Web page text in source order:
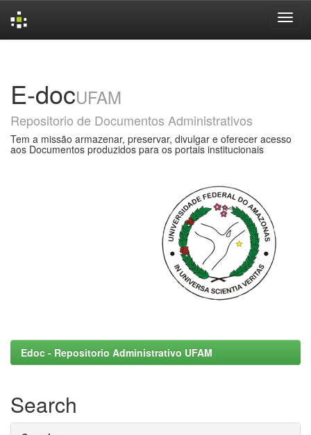
E-docUFAM
Repositorio de Documentos Administrativos
Tem a missão armazenar, preservar, divulgar e oferecer acesso
aos Documentos produzidos para os portais institucionais
Edoc - Repositorio Administrativo UFAM
Search